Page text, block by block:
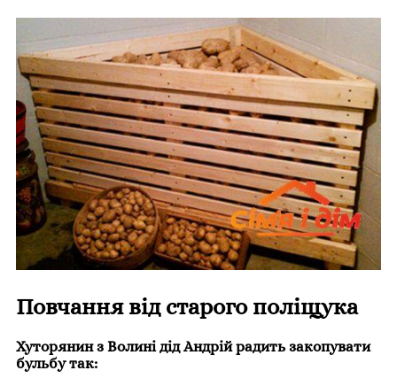
Повчання від старого поліщука
Хуторянин з Волині дід Андрій радить закопувати
бульбу так: